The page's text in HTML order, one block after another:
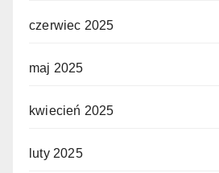
czerwiec 2025
maj 2025
kwiecień 2025
luty 2025